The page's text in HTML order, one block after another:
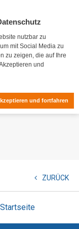
nutzbar zu
mit Social Media zu
zu zeigen, die auf Ihre
und
und fortfahren
ZURÜCK
Startseite